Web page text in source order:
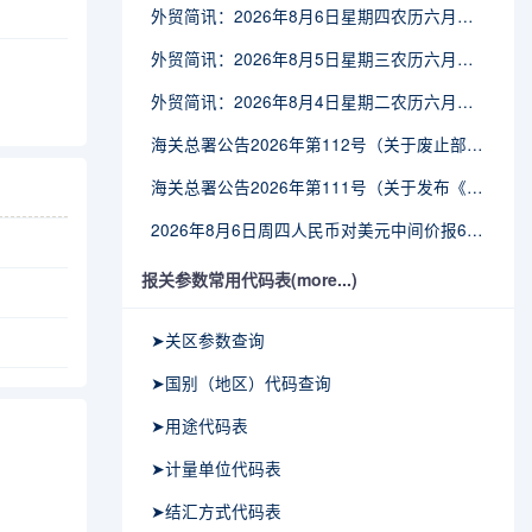
外贸简讯：2026年8月6日星期四农历六月廿四
外贸简讯：2026年8月5日星期三农历六月廿三
外贸简讯：2026年8月4日星期二农历六月廿二
海关总署公告2026年第112号（关于废止部分卫生检疫类规范性文件的公告）
海关总署公告2026年第111号（关于发布《进出境动植物检疫处理监督管理工作规定》《进出境卫生处理监督管理工作规定》的公告）
2026年8月6日周四人民币对美元中间价报6.7895调贬6个基点
报关参数常用代码表(more...)
➤关区参数查询
➤国别（地区）代码查询
➤用途代码表
➤计量单位代码表
➤结汇方式代码表